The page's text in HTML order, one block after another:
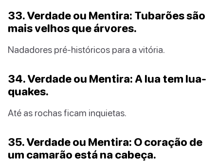
33. Verdade ou Mentira: Tubarões são
mais velhos que árvores.
Nadadores pré-históricos para a vitória.
34. Verdade ou Mentira: A lua tem lua-
quakes.
Até as rochas ficam inquietas.
35. Verdade ou Mentira: O coração de
um camarão está na cabeça.